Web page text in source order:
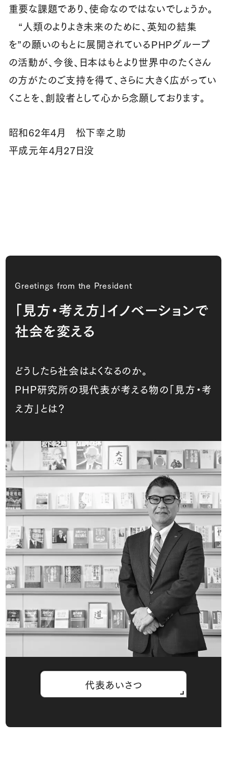
重要な課題であり、使命なのではないでしょうか。
“人類のよりよき未来のために、英知の結集
を”の願いのもとに展開されているPHPグループ
の活動が、今後、日本はもとより世界中のたくさん
の方がたのご支持を得て、さらに大きく広がってい
くことを、創設者として心から念願しております。
昭和62年4月 松下幸之助
平成元年4月27日没
Greetings from the President
「見方・考え方」イノベーションで
社会を変える
どうしたら社会はよくなるのか。
PHP研究所の現代表が考える物の「見方・考
え方」とは？
代表あいさつ